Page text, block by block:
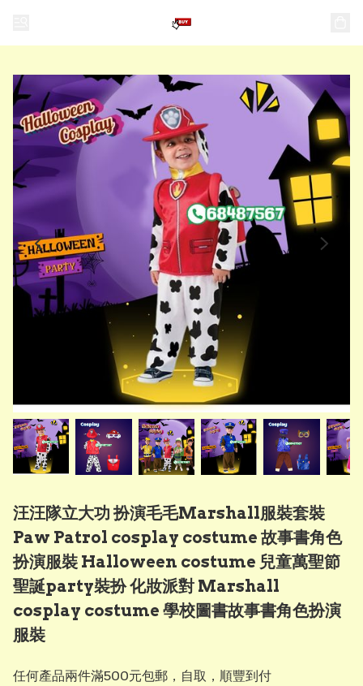
汪汪隊立大功 扮演毛毛Marshall服裝套裝
Paw Patrol cosplay costume 故事書角色
扮演服裝 Halloween costume 兒童萬聖節
聖誕party裝扮 化妝派對 Marshall
cosplay costume 學校圖書故事書角色扮演
服裝
任何產品兩件滿500元包郵，自取，順豐到付